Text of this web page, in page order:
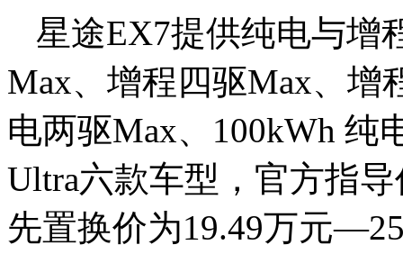
星途EX7提供纯电与增
Max、增程四驱Max、增
电两驱Max、100kWh 纯
Ultra六款车型，官方指
先置换价为19.49万元